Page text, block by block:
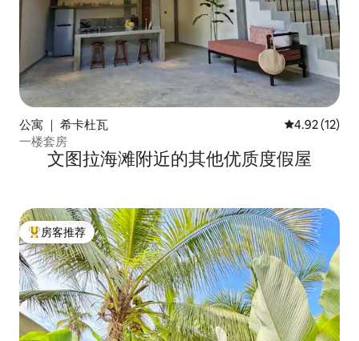
公寓 ｜ 希卡杜瓦 平均评分
4.92 (12)
一楼套房
文图拉海滩附近的其他优质度假屋
热门「房客推荐」
房客推荐